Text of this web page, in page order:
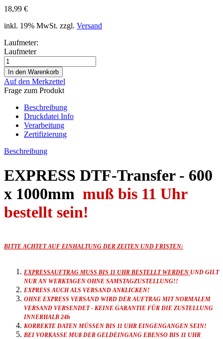
18,99 €
inkl. 19% MwSt. zzgl. Versand
Laufmeter:
Laufmeter
Auf den Merkzettel
Frage zum Produkt
Beschreibung
Druckdatei Info
Verarbeitung
Zertifizierung
Beschreibung
EXPRESS DTF-Transfer - 600
x 1000mm muß bis 11 Uhr
bestellt sein!
BITTE ACHTET AUF EINHALTUNG DER ZEITEN UND FRISTEN:
EXPRESSAUFTRAG MUSS BIS 11 UHR BESTELLT WERDEN UND GILT
NUR AN WERKTAGEN OHNE SAMSTAGZUSTELLUNG!!
EXPRESS AUCH ALS VERSAND ANKLICKEN!
OHNE EXPRESS VERSAND WIRD DER AUFTRAG MIT NORMALEM
VERSAND VERSENDET - KEINE GARANTIE FÜR DIE ZUSTELLUNG
INNERHALB 24h
KORREKTE DATEN MÜSSEN BIS 11 UHR EINGENGANGEN SEIN!
BEI VORKASSE MUß DER GELDEINGANG EBENSO BIS 11 UHR